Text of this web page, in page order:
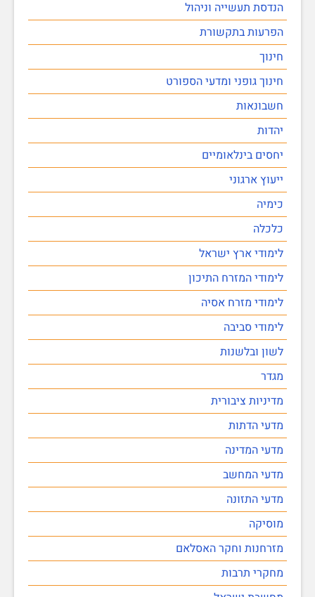
הנדסת תעשייה וניהול
הפרעות בתקשורת
חינוך
חינוך גופני ומדעי הספורט
חשבונאות
יהדות
יחסים בינלאומיים
ייעוץ ארגוני
כימיה
כלכלה
לימודי ארץ ישראל
לימודי המזרח התיכון
לימודי מזרח אסיה
לימודי סביבה
לשון ובלשנות
מגדר
מדיניות ציבורית
מדעי הדתות
מדעי המדינה
מדעי המחשב
מדעי התזונה
מוסיקה
מזרחנות וחקר האסלאם
מחקרי תרבות